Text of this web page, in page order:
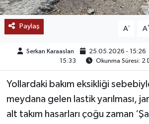
Paylaş A- A
Serkan Karaaslan 25.05.2026 - 15:26
15:33
Okunma Süresi: 2
Yollardaki bakım eksikliği
meydana gelen lastik yarılması,
alt takım hasarları çoğu zaman
TREND
OTOMOTİV
TEKNOLOJİ